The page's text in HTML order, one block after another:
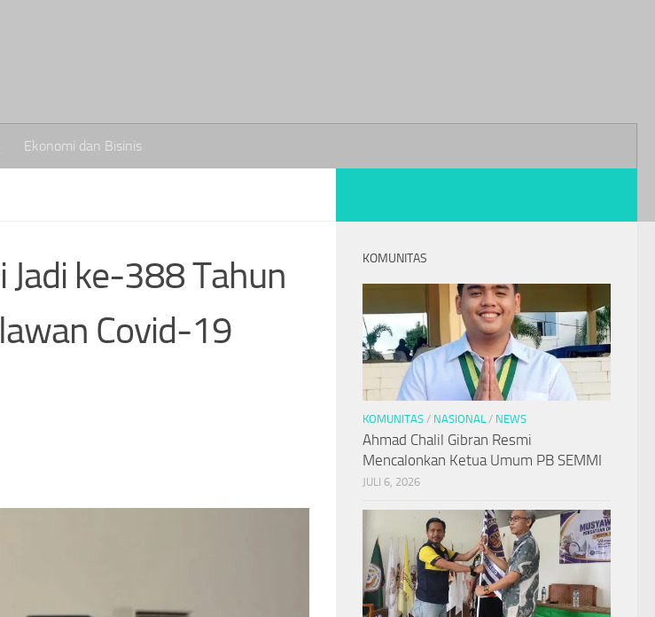
Ekonomi dan Bisinis
ke-388 Tahun
Covid-19
KOMUNITAS
KOMUNITAS / NASIONAL / NEWS
Ahmad Chalil Gibran Resmi
Mencalonkan Ketua Umum PB SEMMI
JULI 6, 2026